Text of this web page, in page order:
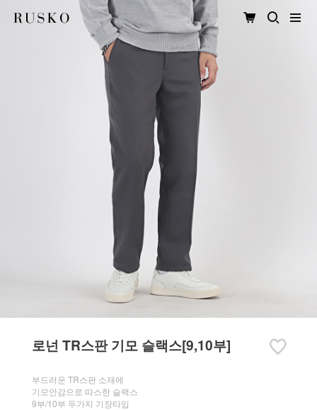
로넌 TR스판 기모 슬랙스[9,10부]
부드러운 TR스판 소재에
기모안감으로 따스한 슬랙스
9부/10부 두가지 기장타입